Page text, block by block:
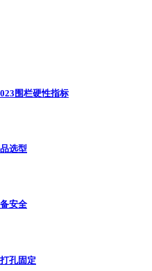
围栏硬性指标
选型
安全
孔固定